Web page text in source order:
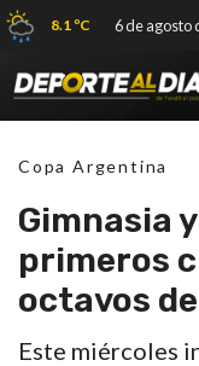
8.1 ºC 6 de agosto
Copa Argentina
Gimnasia
primeros
octavos
Este miércoles